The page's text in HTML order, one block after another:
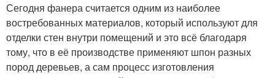
Сегодня фанера считается одним из наиболее
востребованных материалов, который используют для
отделки стен внутри помещений и это всё благодаря
тому, что в её производстве применяют шпон разных
пород деревьев, а сам процесс изготовления